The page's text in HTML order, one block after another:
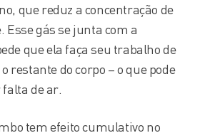
que reduz a concentração de
Esse gás se junta com a
que ela faça seu trabalho de
restante do corpo – o que pode
de ar.
tem efeito cumulativo no